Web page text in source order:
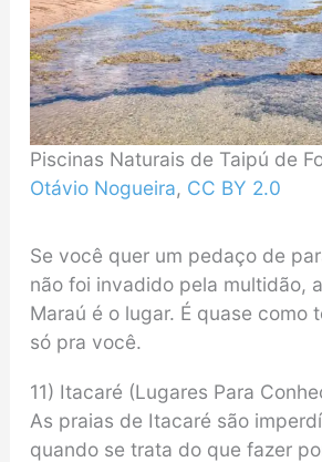
Piscinas Naturais de Taipú de
Otávio Nogueira, CC BY 2.0
Se você quer um pedaço de
não foi invadido pela multidão,
Maraú é o lugar. É quase como
só pra você.
11) Itacaré (Lugares Para
As praias de Itacaré são
quando se trata do que fazer